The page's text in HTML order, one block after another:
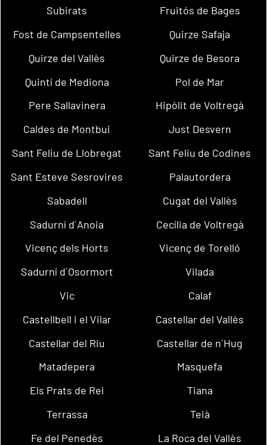
Subirats
Fruitós de Bages
Fost de Campsentelles
Quirze Safaja
Quirze del Vallès
Quirze de Besora
Quintí de Mediona
Pol de Mar
Pere Sallavinera
Hipòlit de Voltregà
Caldes de Montbui
Just Desvern
Sant Feliu de Llobregat
Sant Feliu de Codines
Sant Esteve Sesrovires
Palautordera
Sabadell
Cugat del Vallès
Sadurní d´Anoia
Cecília de Voltregà
Vicenç dels Horts
Vicenç de Torelló
Sadurní d´Osormort
Vilada
Vic
Calaf
Castellbell i el Vilar
Castellar del Vallès
Castellar del Riu
Castellar de n´Hug
Matadepera
Masquefa
Els Prats de Rei
Tiana
Terrassa
Teià
Fe del Penedès
La Roca del Vallès